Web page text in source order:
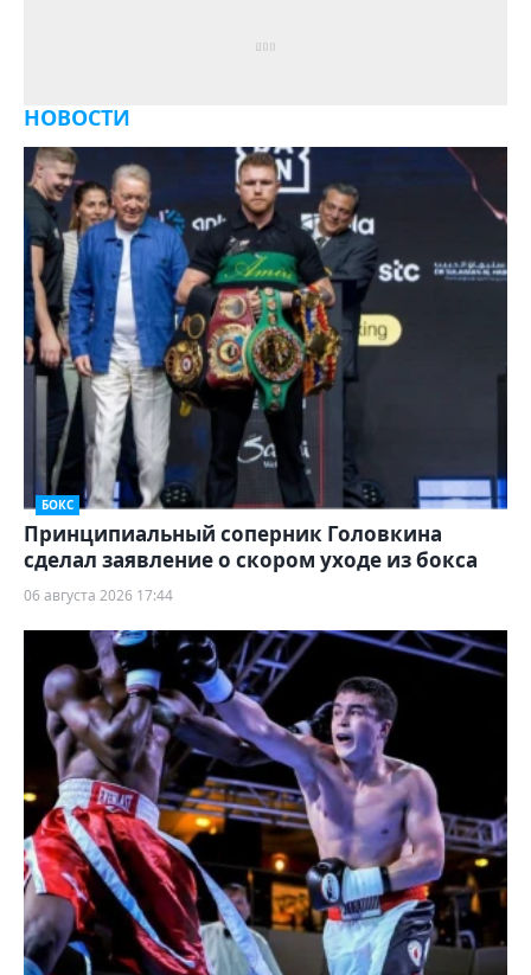
НОВОСТИ
БОКС
Принципиальный соперник Головкина
сделал заявление о скором уходе из бокса
06 августа 2026 17:44